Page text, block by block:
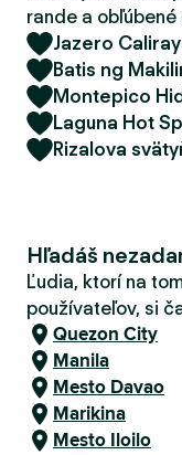
rande a
Jazero
Batis ng
Montepico
Laguna Hot
Rizalova
Hľadáš
Ľudia, ktorí na
používateľov, si
Quezon City
Manila
Mesto Davao
Marikina
Mesto Iloilo